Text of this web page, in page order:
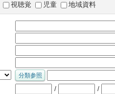
視聴覚 児童 地域資料
/ /